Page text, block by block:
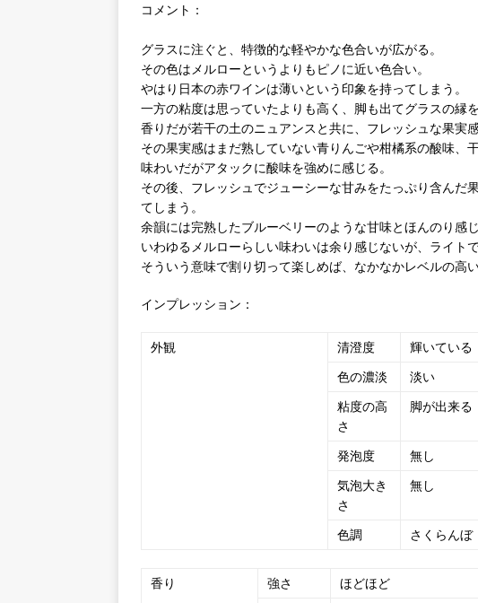
コメント：
グラスに注ぐと、特徴的な軽やかな色合いが広がる。
その色はメルローというよりもピノに近い色合い。
やはり日本の赤ワインは薄いという印象を持ってしまう。
一方の粘度は思っていたよりも高く、脚も出てグラスの縁
香りだが若干の土のニュアンスと共に、フレッシュな果実
その果実感はまだ熟していない青りんごや柑橘系の酸味、
味わいだがアタックに酸味を強めに感じる。
その後、フレッシュでジューシーな甘みをたっぷり含んだ
てしまう。
余韻には完熟したブルーベリーのような甘味とほんのり感じ
いわゆるメルローらしい味わいは余り感じないが、ライト
そういう意味で割り切って楽しめば、なかなかレベルの高い
インプレッション：
外観 清澄度
輝いている
色の濃淡
淡い
粘度の高
さ
脚が出来る
発泡度
無し
気泡大き
さ
無し
色調 さくらんぼ
香り 強さ
ほどほど